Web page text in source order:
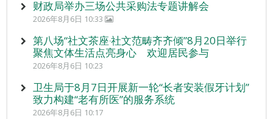
财政局举办三场公共采购法专题讲解会
2026年8月6日 10:33
第八场“社文茶座‧社文范畴齐齐倾”8月20日举行
聚焦文体生活点亮身心 欢迎居民参与
2026年8月6日 10:23
卫生局于8月7日开展新一轮“长者安装假牙计划”
致力构建“老有所医”的服务系统
2026年8月6日 10:17